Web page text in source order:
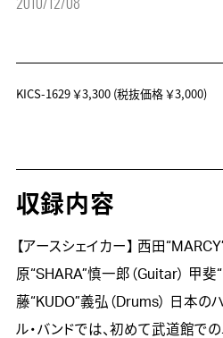
KICS-1629￥3,300(税抜価格 ￥3,000)
収録内容
【アースシェイカー】 西田
原“SHARA”慎一郎（Guitar） 甲斐
藤“KUDO”義弘（Drums） 日本の
ル・バンドでは、初めて武道館で